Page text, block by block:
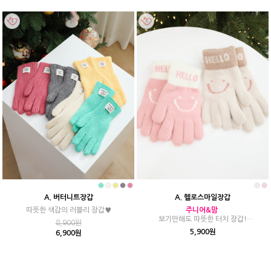
A. 버터니트장갑
따뜻한 색감의 러블리 장갑♥
8,900원
6,900원
A. 헬로스마일장갑
주니어&맘
보기만해도 따뜻한 터치 장갑!
핸드폰 터치 가능♡
5,900원